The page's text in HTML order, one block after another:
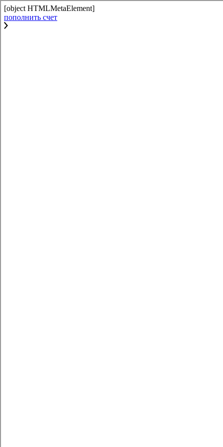
[object HTMLMetaElement]
пополнить счет